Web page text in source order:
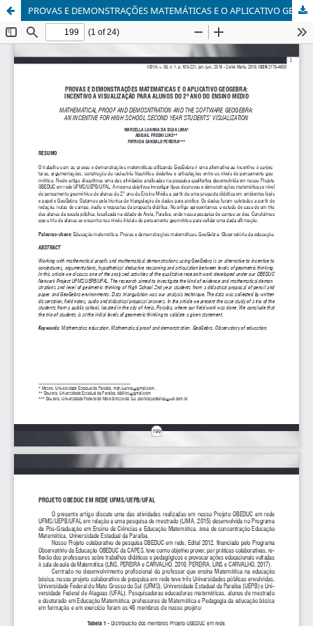
PROVAS E DEMONSTRAÇÕES MATEMÁTICAS E O APLICATIVO GEOGEBRA: INCENTIVO À VISUALIZAÇÃO DE ALUNOS DO 2º ANO DO ENSINO MÉDIO